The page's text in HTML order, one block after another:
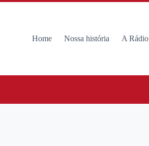
Home Nossa história A Rádio